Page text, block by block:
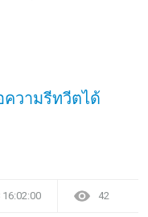
ความรีทวีตได้
42